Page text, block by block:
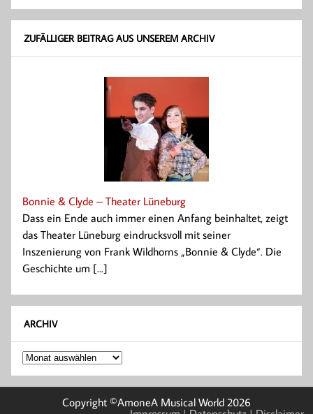
ZUFÄLLIGER BEITRAG AUS UNSEREM ARCHIV
Bonnie & Clyde – Theater Lüneburg
Dass ein Ende auch immer einen Anfang beinhaltet, zeigt
das Theater Lüneburg eindrucksvoll mit seiner
Inszenierung von Frank Wildhorns „Bonnie & Clyde“. Die
Geschichte um [...]
ARCHIV
Archiv
Copyright ©AmoneA Musical World 2026